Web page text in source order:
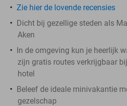
Zie hier de lovende recensies
Dicht bij gezellige steden als
Aken
In de omgeving kun je heerlijk
zijn gratis routes verkrijgbaar
hotel
Beleef de ideale minivakantie
gezelschap